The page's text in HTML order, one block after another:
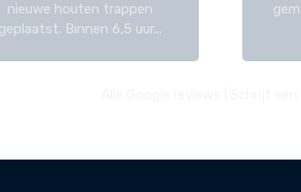
nieuwe houten trappen
geplaatst. Binnen 6,5 uur...